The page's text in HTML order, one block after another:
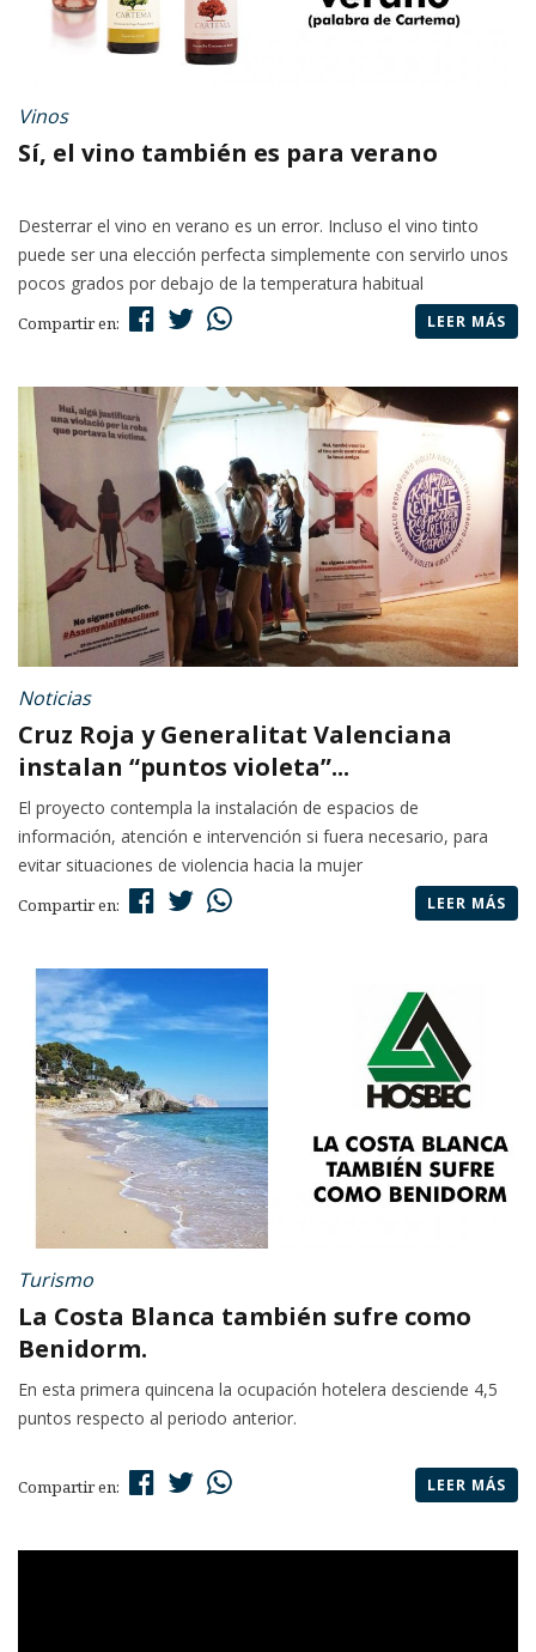
Vinos
Sí, el vino también es para verano
Desterrar el vino en verano es un error. Incluso el vino tinto
puede ser una elección perfecta simplemente con servirlo unos
pocos grados por debajo de la temperatura habitual
Compartir en: LEER MÁS
Noticias
Cruz Roja y Generalitat Valenciana
instalan “puntos violeta”...
El proyecto contempla la instalación de espacios de
información, atención e intervención si fuera necesario, para
evitar situaciones de violencia hacia la mujer
Compartir en: LEER MÁS
Turismo
La Costa Blanca también sufre como
Benidorm.
En esta primera quincena la ocupación hotelera desciende 4,5
puntos respecto al periodo anterior.
Compartir en: LEER MÁS